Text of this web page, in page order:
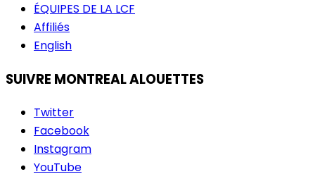
ÉQUIPES DE LA LCF
Affiliés
English
SUIVRE MONTREAL ALOUETTES
Twitter
Facebook
Instagram
YouTube